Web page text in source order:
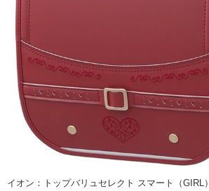
イオン：トップバリュセレクト スマート（GIRL）